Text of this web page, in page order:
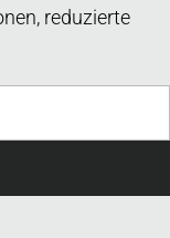
reduzierte